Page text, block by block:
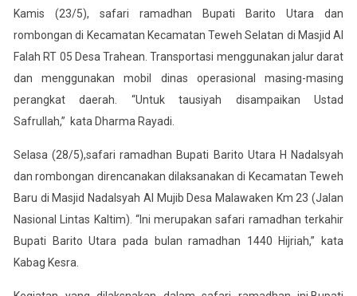
Kamis (23/5), safari ramadhan Bupati Barito Utara dan
rombongan di Kecamatan Kecamatan Teweh Selatan di Masjid Al
Falah RT 05 Desa Trahean. Transportasi menggunakan jalur darat
dan menggunakan mobil dinas operasional masing-masing
perangkat daerah. “Untuk tausiyah disampaikan Ustad
Safrullah,” kata Dharma Rayadi.
Selasa (28/5),safari ramadhan Bupati Barito Utara H Nadalsyah
dan rombongan direncanakan dilaksanakan di Kecamatan Teweh
Baru di Masjid Nadalsyah Al Mujib Desa Malawaken Km 23 (Jalan
Nasional Lintas Kaltim). “Ini merupakan safari ramadhan terkahir
Bupati Barito Utara pada bulan ramadhan 1440 Hijriah,” kata
Kabag Kesra.